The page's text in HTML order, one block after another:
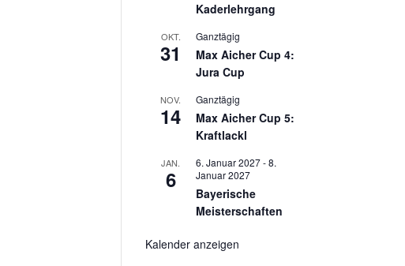
Kaderlehrgang
OKT.
31
Ganztägig
Max Aicher Cup 4:
Jura Cup
NOV.
14
Ganztägig
Max Aicher Cup 5:
Kraftlackl
JAN.
6
6. Januar 2027-8.
Januar 2027
Bayerische
Meisterschaften
Kalender anzeigen